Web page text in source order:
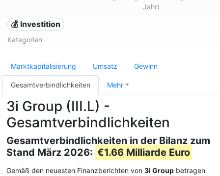
Jahr)
💰 Investition
Kategorien
Marktkapitalisierung Umsatz Gewinn
Gesamtverbindlichkeiten Mehr
3i Group (III.L) -
Gesamtverbindlichkeiten
Gesamtverbindlichkeiten in der Bilanz zum
Stand März 2026: €1.66 Milliarde Euro
Gemäß den neuesten Finanzberichten von 3i Group betragen